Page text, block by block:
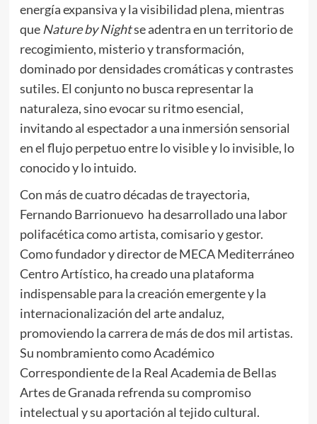
energía expansiva y la visibilidad plena, mientras
que Nature by Nightse adentra en un territorio de
recogimiento, misterio y transformación,
dominado por densidades cromáticas y contrastes
sutiles. El conjunto no busca representar la
naturaleza, sino evocar su ritmo esencial,
invitando al espectador a una inmersión sensorial
en el flujo perpetuo entre lo visible y lo invisible, lo
conocido y lo intuido.
Con más de cuatro décadas de trayectoria,
Fernando Barrionuevo ha desarrollado una labor
polifacética como artista, comisario y gestor.
Como fundador y director de MECA Mediterráneo
Centro Artístico, ha creado una plataforma
indispensable para la creación emergente y la
internacionalización del arte andaluz,
promoviendo la carrera de más de dos mil artistas.
Su nombramiento como Académico
Correspondiente de la Real Academia de Bellas
Artes de Granada refrenda su compromiso
intelectual y su aportación al tejido cultural.